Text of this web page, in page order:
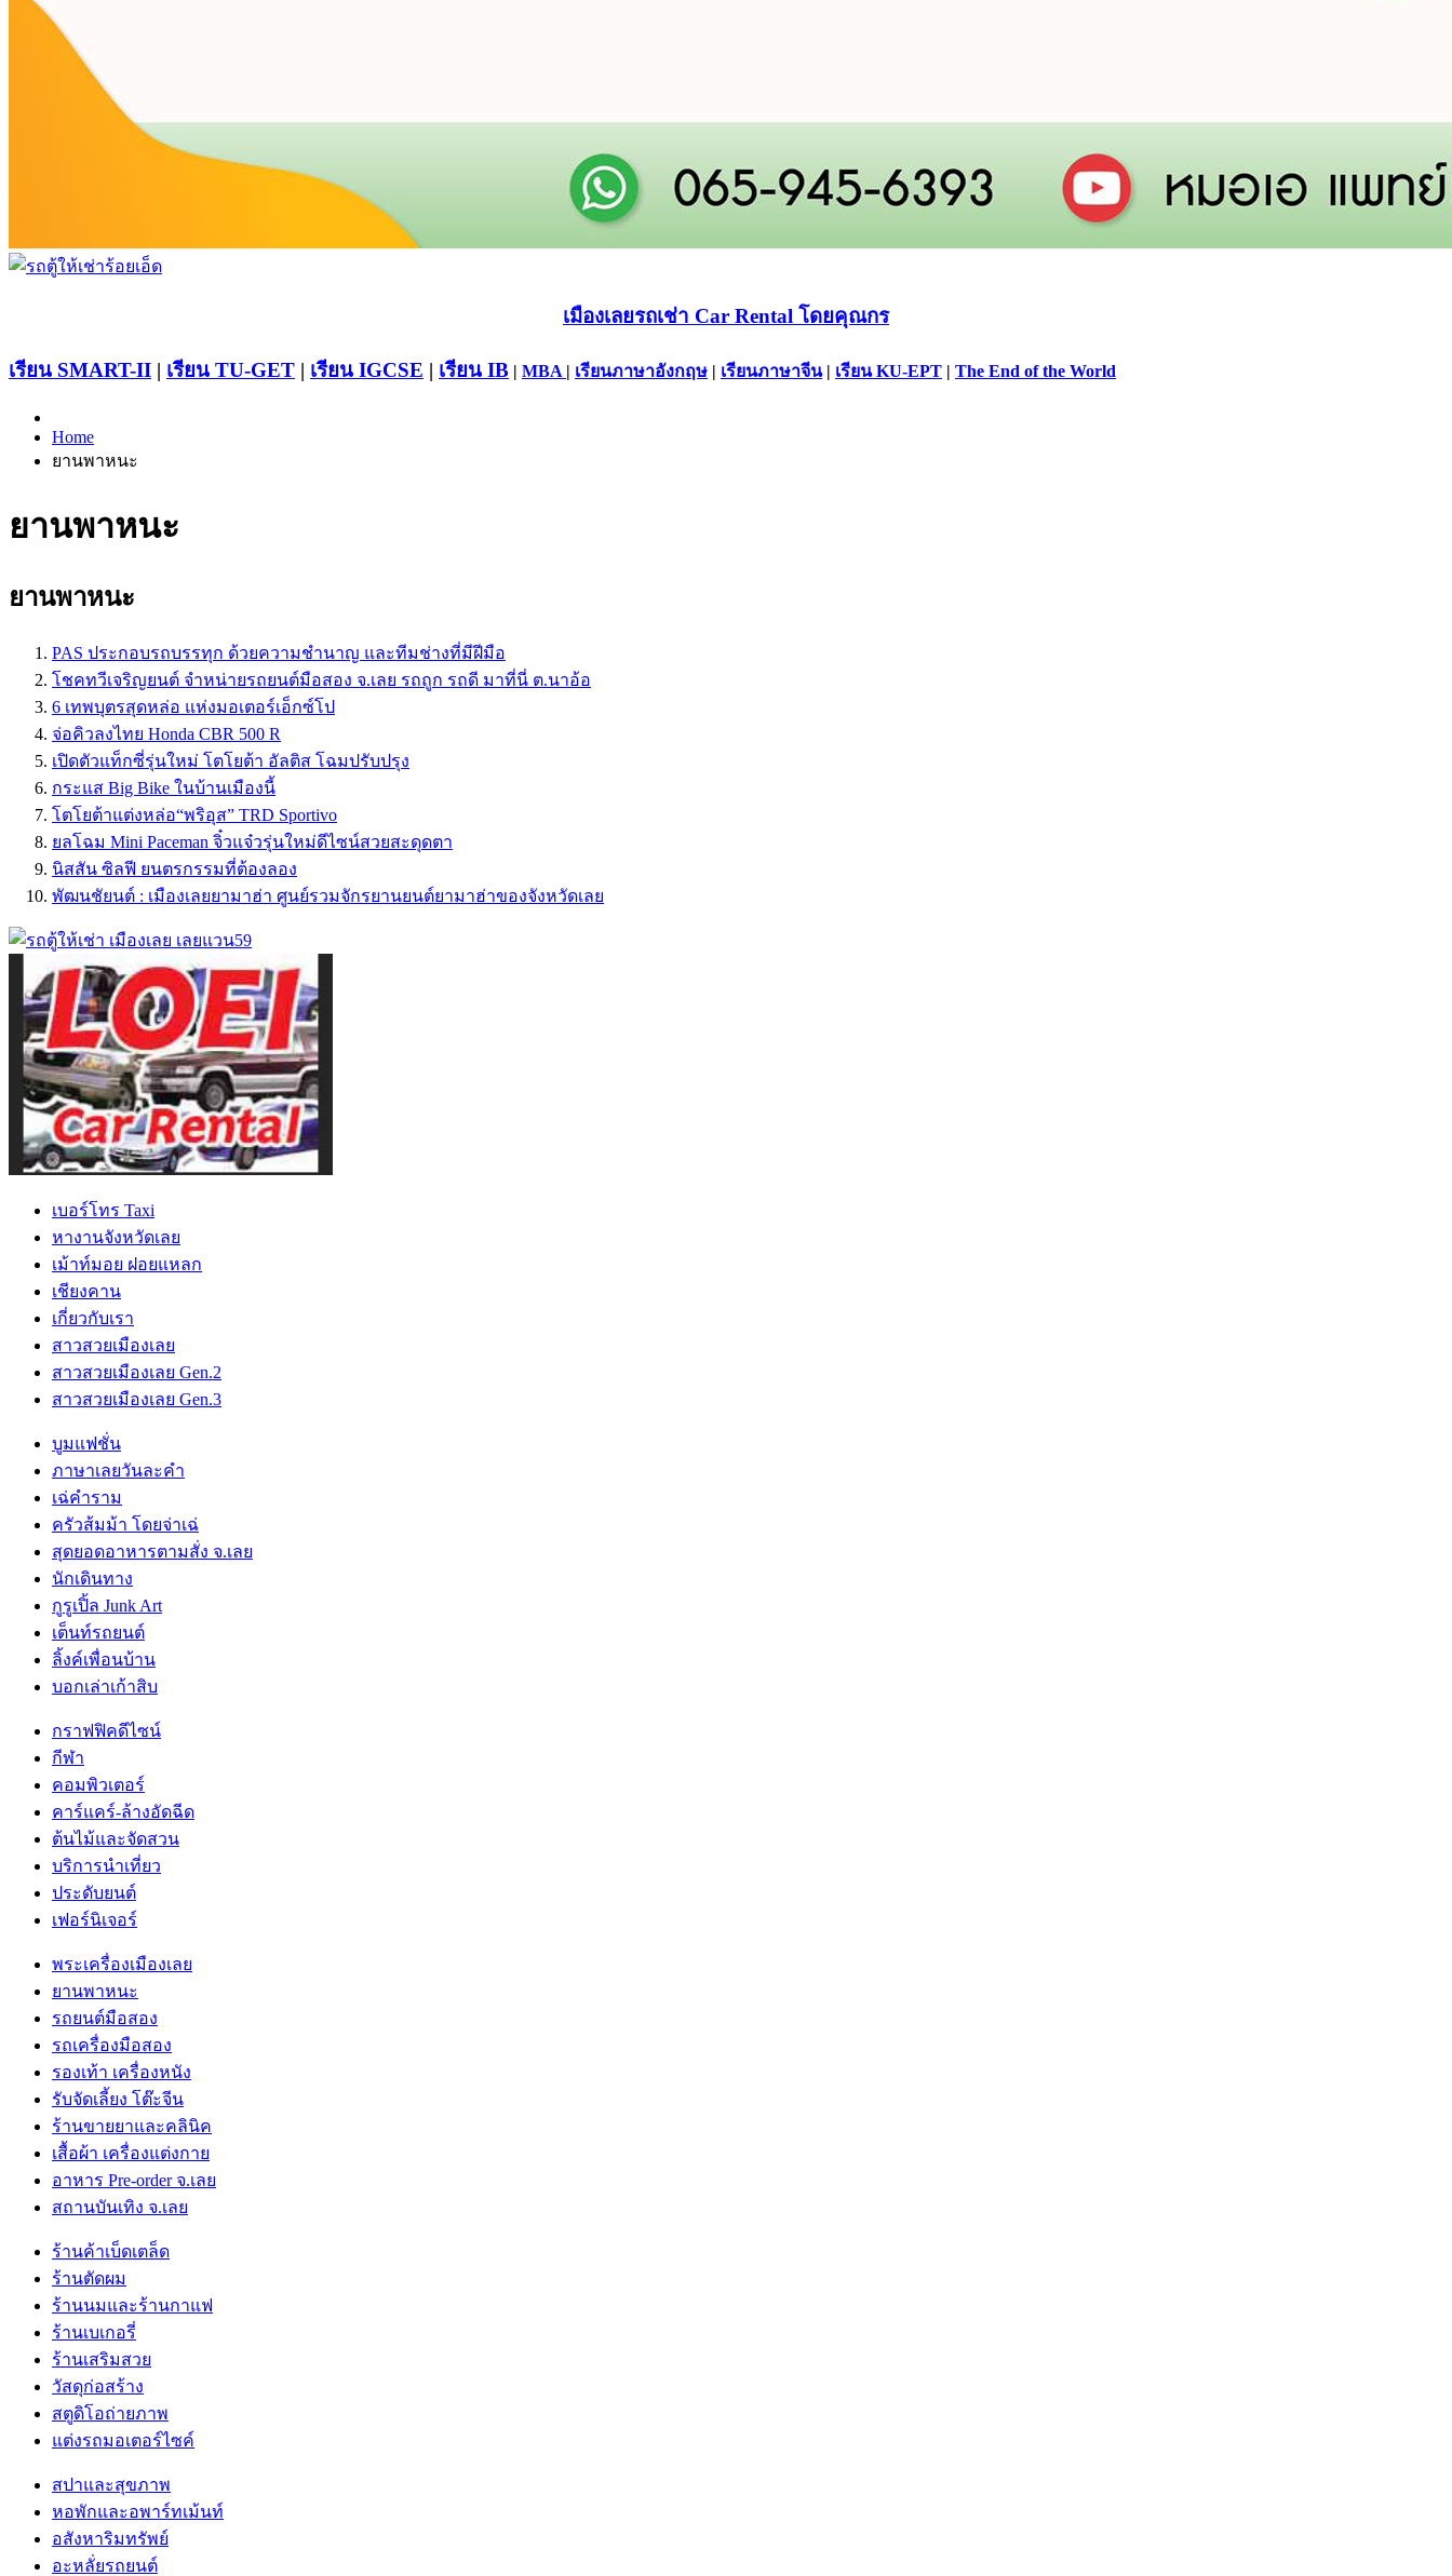
เมืองเลยรถเช่า Car Rental โดยคุณกร
เรียน SMART-II | เรียน TU-GET | เรียน IGCSE | เรียน IB | MBA | เรียนภาษาอังกฤษ | เรียนภาษาจีน| เรียน KU-EPT | The End of the World
Home
ยานพาหนะ
ยานพาหนะ
ยานพาหนะ
PAS ประกอบรถบรรทุก ด้วยความชำนาญ และทีมช่างที่มีฝีมือ
โชคทวีเจริญยนต์ จำหน่ายรถยนต์มือสอง จ.เลย รถถูก รถดี มาที่นี่ ต.นาอ้อ
6 เทพบุตรสุดหล่อ แห่งมอเตอร์เอ็กซ์โป
จ่อคิวลงไทย Honda CBR 500 R
เปิดตัวแท็กซี่รุ่นใหม่ โตโยต้า อัลติส โฉมปรับปรุง
กระแส Big Bike ในบ้านเมืองนี้
โตโยต้าแต่งหล่อ“พริอุส” TRD Sportivo
ยลโฉม Mini Paceman จิ๋วแจ๋วรุ่นใหม่ดีไซน์สวยสะดุดตา
นิสสัน ซิลฟี ยนตรกรรมที่ต้องลอง
พัฒนชัยนต์ : เมืองเลยยามาฮ่า ศูนย์รวมจักรยานยนต์ยามาฮ่าของจังหวัดเลย
เบอร์โทร Taxi
หางานจังหวัดเลย
เม้าท์มอย ฝอยแหลก
เชียงคาน
เกี่ยวกับเรา
สาวสวยเมืองเลย
สาวสวยเมืองเลย Gen.2
สาวสวยเมืองเลย Gen.3
บูมแฟชั่น
ภาษาเลยวันละคำ
เฉ่คำราม
ครัวส้มม้า โดยจ่าเฉ่
สุดยอดอาหารตามสั่ง จ.เลย
นักเดินทาง
กูรูเปิ้ล Junk Art
เต็นท์รถยนต์
ลิ้งค์เพื่อนบ้าน
บอกเล่าเก้าสิบ
กราฟฟิคดีไซน์
กีฬา
คอมพิวเตอร์
คาร์แคร์-ล้างอัดฉีด
ต้นไม้และจัดสวน
บริการนำเที่ยว
ประดับยนต์
เฟอร์นิเจอร์
พระเครื่องเมืองเลย
ยานพาหนะ
รถยนต์มือสอง
รถเครื่องมือสอง
รองเท้า เครื่องหนัง
รับจัดเลี้ยง โต๊ะจีน
ร้านขายยาและคลินิค
เสื้อผ้า เครื่องแต่งกาย
อาหาร Pre-order จ.เลย
สถานบันเทิง จ.เลย
ร้านค้าเบ็ดเตล็ด
ร้านตัดผม
ร้านนมและร้านกาแฟ
ร้านเบเกอรี่
ร้านเสริมสวย
วัสดุก่อสร้าง
สตูดิโอถ่ายภาพ
แต่งรถมอเตอร์ไซค์
สปาและสุขภาพ
หอพักและอพาร์ทเม้นท์
อสังหาริมทรัพย์
อะหลั่ยรถยนต์